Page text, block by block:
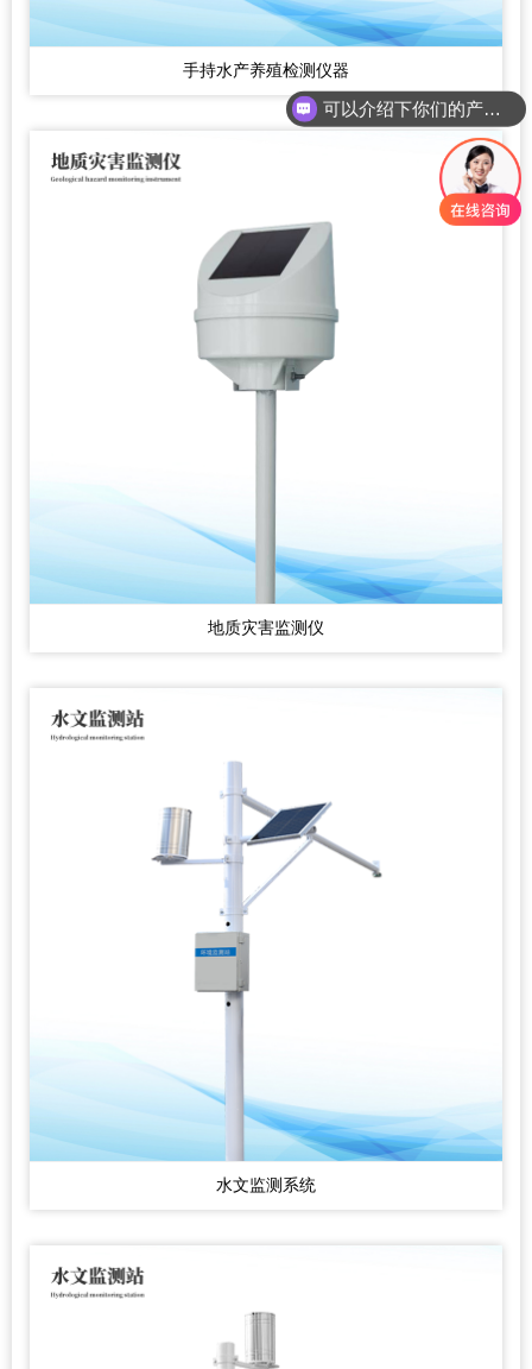
手持水产养殖检测仪器
地质灾害监测仪
水文监测系统
可以介绍下你们的产品么？